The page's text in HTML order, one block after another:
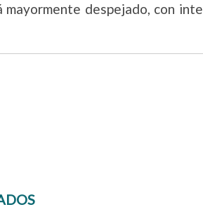
mayormente despejado, con